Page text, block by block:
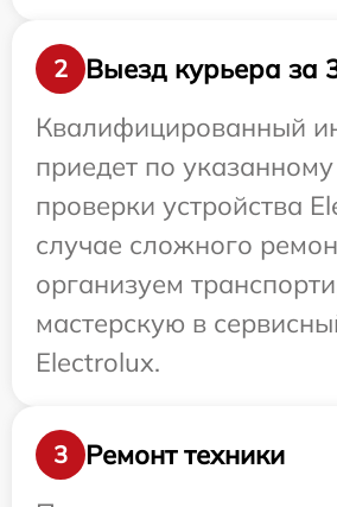
2
Выезд курьера за
Квалифицированный
приедет по
проверки устройства
случае сложного
организуем
мастерскую в
Electrolux.
3
Ремонт техники